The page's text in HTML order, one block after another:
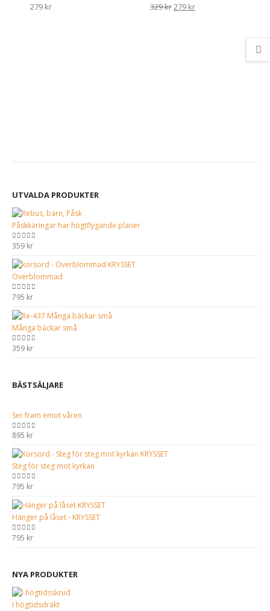
279 kr 329krDet
279 krDet
UTVALDA PRODUKTER
Påskkäringar har högtflygande planer
0out of 5
359 kr
Överblommad
0out of 5
795 kr
Många bäckar små
0out of 5
359 kr
BÄSTSÄLJARE
Ser fram emot våren
0out of 5
895 kr
Steg för steg mot kyrkan
0out of 5
795 kr
Hänger på låset - KRYSSET
0out of 5
795 kr
NYA PRODUKTER
I högtidsdräkt